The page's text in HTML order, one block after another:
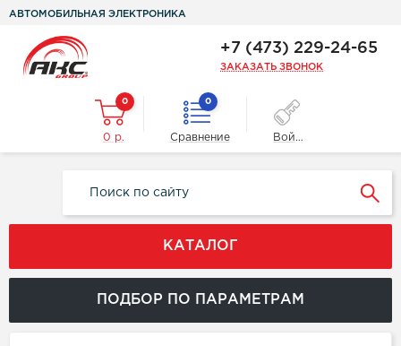
АВТОМОБИЛЬНАЯ ЭЛЕКТРОНИКА
+7 (473) 229-24-65
ЗАКАЗАТЬ ЗВОНОК
0
0 р.
0
Сравнение Войти
КАТАЛОГ
ПОДБОР ПО ПАРАМЕТРАМ